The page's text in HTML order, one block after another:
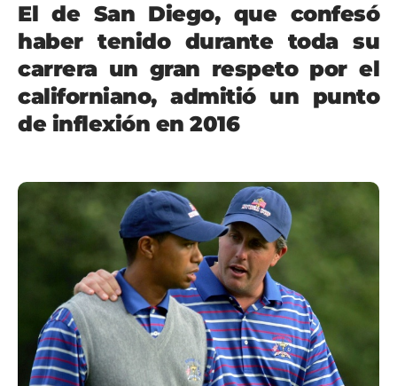
El de San Diego, que confesó
haber tenido durante toda su
carrera un gran respeto por el
californiano, admitió un punto
de inflexión en 2016